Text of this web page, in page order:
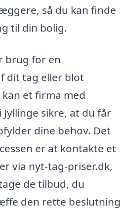
så du kan finde
til din bolig.
brug for en
dit tag eller blot
et firma med
sikre, at du får
dine behov. Det
er at kontakte et
via nyt-tag-priser.dk,
de tilbud, du
den rette beslutning